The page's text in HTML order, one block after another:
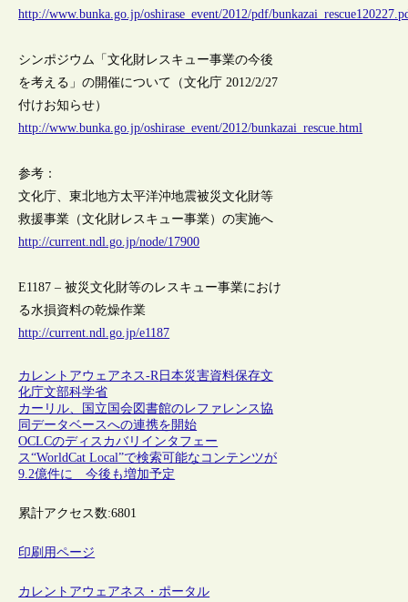
http://www.bunka.go.jp/oshirase_event/2012/pdf/
シンポジウム「文化財レスキュー事業の今後
を考える」の開催について（文化庁 2012/2/27
付けお知らせ）
http://www.bunka.go.jp/oshirase_event/2012/bunkazai_rescue.html
参考：
文化庁、東北地方太平洋沖地震被災文化財等
救援事業（文化財レスキュー事業）の実施へ
http://current.ndl.go.jp/node/17900
E1187 – 被災文化財等のレスキュー事業におけ
る水損資料の乾燥作業
http://current.ndl.go.jp/e1187
カレントアウェアネス-R 日本災害資料保存文
化庁文部科学省
カーリル、国立国会図書館のレファレンス協
同データベースへの連携を開始
OCLCのディスカバリインタフェー
ス“WorldCat Local”で検索可能なコンテンツが
9.2億件に 今後も増加予定
累計アクセス数:6801
印刷用ページ
カレントアウェアネス・ポータル